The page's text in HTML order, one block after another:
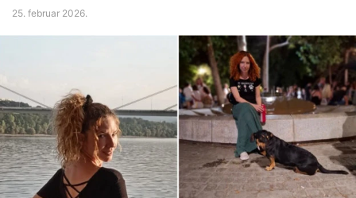
25. februar 2026.